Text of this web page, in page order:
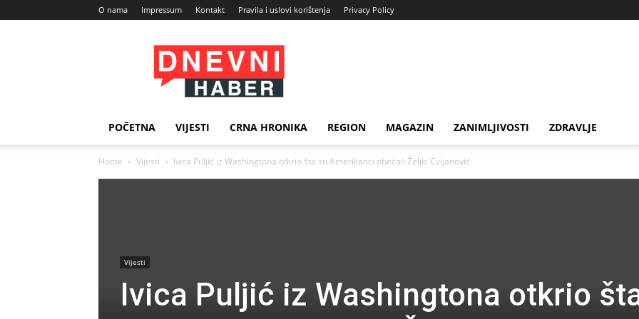
O nama Impressum Kontakt Pravila i uslovi korištenja Privacy Policy
Dnevni
Haber
POČETNA VIJESTI CRNA HRONIKA REGION MAGAZIN ZANIMLJIVOSTI ZDRAVLJE
Home Vijesti Ivica Puljić iz Washingtona otkrio šta su Amerikanci obećali Željki Cvijanović
Vijesti
Ivica Puljić iz Washingtona otkrio